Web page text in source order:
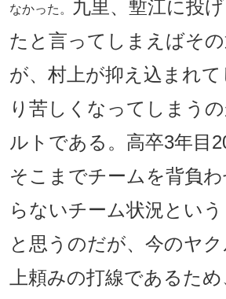
なかった。
九里、塹江に投
たと言ってしまえばそ
が、村上が抑え込まれ
り苦しくなってしまう
ルトである。高卒3年目
そこまでチームを背負
らないチーム状況とい
と思うのだが、今のヤ
上頼みの打線であるた